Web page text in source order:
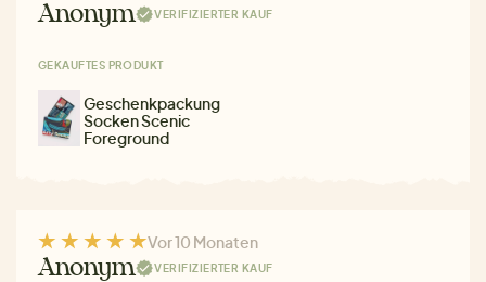
Anonym VERIFIZIERTER KAUF
GEKAUFTES PRODUKT
Geschenkpackung
Socken Scenic
Foreground
Vor 10 Monaten
Anonym VERIFIZIERTER KAUF